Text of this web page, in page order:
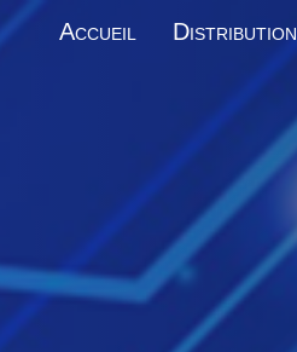
ACCUEIL DISTRIBUTION